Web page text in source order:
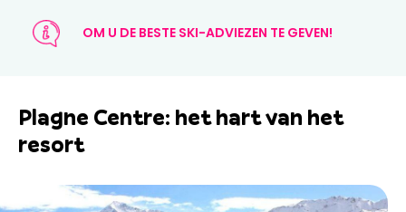
OM U DE BESTE SKI-ADVIEZEN TE GEVEN!
Plagne Centre: het hart van het
resort